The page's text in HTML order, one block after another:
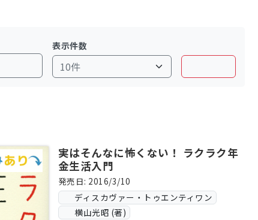
表示件数
実はそんなに怖くない！ ラクラク年
金生活入門
発売日: 2016/3/10
ディスカヴァー・トゥエンティワン
横山光昭 (著)